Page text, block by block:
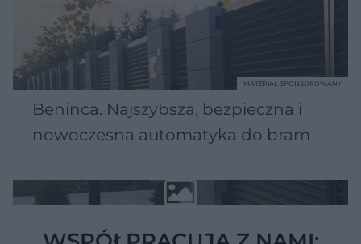
Beninca. Najszybsza, bezpieczna i
nowoczesna automatyka do bram
MATERIAŁ SPONSOROWANY